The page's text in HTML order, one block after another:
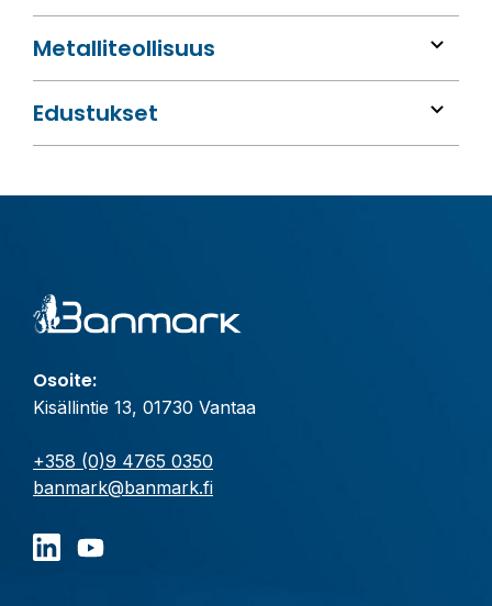
Metalli­teollisuus
Edustukset
Osoite:
Kisällintie 13, 01730 Vantaa
+358 (0)9 4765 0350
banmark@banmark.fi